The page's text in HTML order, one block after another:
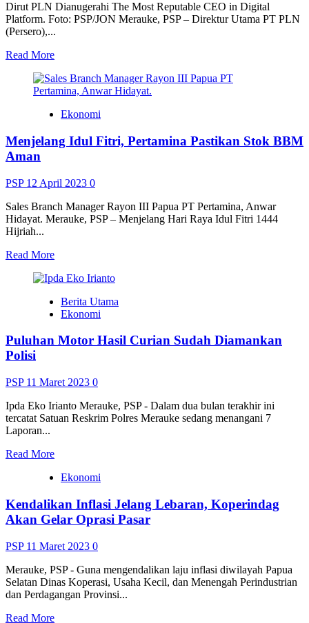
Dirut PLN Dianugerahi The Most Reputable CEO in Digital
Platform. Foto: PSP/JON Merauke, PSP – Direktur Utama PT PLN
(Persero),...
Read MoreRead
about
Dirut
Dianugerahi
Most
in
Digital
Platform
Ekonomi
Menjelang Idul Fitri, Pertamina Pastikan Stok BBM
Aman
PSP 12 April 2023 0
Sales Branch Manager Rayon III Papua PT Pertamina, Anwar
Hidayat. Merauke, PSP – Menjelang Hari Raya Idul Fitri 1444
Hijriah...
Read MoreRead
about
Idul
Fitri,
Pastikan
Aman
Berita Utama
Ekonomi
Puluhan Motor Hasil Curian Sudah Diamankan
Polisi
PSP 11 Maret 2023 0
Ipda Eko Irianto Merauke, PSP - Dalam dua bulan terakhir ini
tercatat Satuan Reskrim Polres Merauke sedang menangani 7
Laporan...
Read MoreRead
about
Motor
Hasil
Curian
Sudah
Diamankan
Polisi</strong>
Ekonomi
Kendalikan Inflasi Jelang Lebaran, Koperindag
Akan Gelar Oprasi Pasar
PSP 11 Maret 2023 0
Merauke, PSP - Guna mengendalikan laju inflasi diwilayah Papua
Selatan Dinas Koperasi, Usaha Kecil, dan Menengah Perindustrian
dan Perdagangan Provinsi...
Read MoreRead